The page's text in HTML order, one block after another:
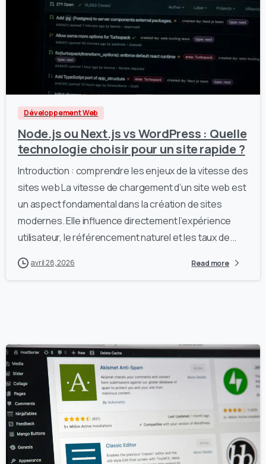
Développement Web
Node.js ou Next.js vs WordPress : Quelle
technologie choisir pour un site rapide ?
Introduction : comprendre les enjeux de la vitesse des
sites web La vitesse de chargement d’un site web est
un aspect fondamental dans la création de sites
modernes. Elle influence directement l’expérience
utilisateur, le référencement naturel et les taux de...
avril 28, 2026 Read more